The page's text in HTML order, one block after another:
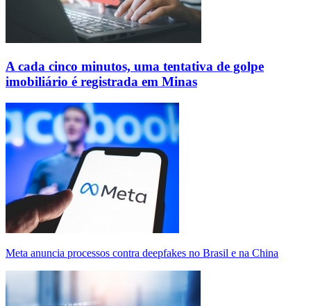
A cada cinco minutos, uma tentativa de golpe
imobiliário é registrada em Minas
Meta anuncia processos contra deepfakes no Brasil e na China